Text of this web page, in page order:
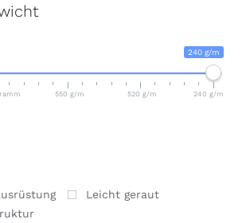
240 g/m
550 g/m 520 g/m 240 g/m
Leicht geraut